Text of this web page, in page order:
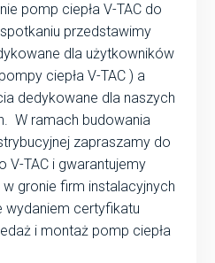
pomp ciepła V-TAC do
przedstawimy
dla użytkowników
ciepła V-TAC ) a
dedykowane dla naszych
W ramach budowania
zapraszamy do
V-TAC i gwarantujemy
gronie firm instalacyjnych
wydaniem certyfikatu
i montaż pomp ciepła